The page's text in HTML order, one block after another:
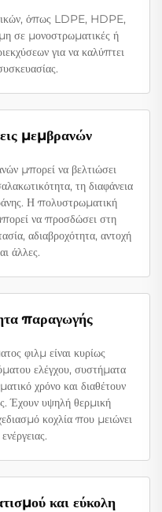
όπως LDPE, HDPE,
σε μονοστρωματικές ή
για να καλύπτει
μεμβρανών
μπορεί να βελτιώσει
τη διαφάνεια
Η πολυστρωματική
να προσδώσει στη
αδιαβροχότητα, αντοχή
άλλες.
παραγωγής
φιλμ είναι κυρίως
ελέγχου, συστήματα
χρόνο και διαθέτουν
Έχουν υψηλή θερμική
κοχλία που μειώνει
και εύκολη